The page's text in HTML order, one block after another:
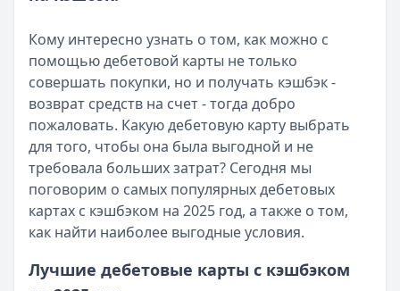
Читать статью
Карта Уралсиб «Копилка» - условия и возможности
Кратко:Ищете выгодный кредит? На сайте Кредитный
Опубликовано: 17 ноября 2025 г.
Категория:Дебетовые карты
Читать статью
Чем отличается дебетовая карта от кредитной —
Кратко:Выбирая между кредитной и дебетовой
Опубликовано: 17 ноября 2025 г.
Категория:Дебетовые карты
Читать статью
Все статьи
Кому интересно узнать о том, как можно с
помощью дебетовой карты не только
совершать покупки, но и получать кэшбэк -
возврат средств на счет - тогда добро
пожаловать. Какую дебетовую карту выбрать
для того, чтобы она была выгодной и не
требовала больших затрат? Сегодня мы
поговорим о самых популярных дебетовых
картах с кэшбэком на 2025 год, а также о том,
как найти наиболее выгодные условия.
Лучшие дебетовые карты с кэшбэком